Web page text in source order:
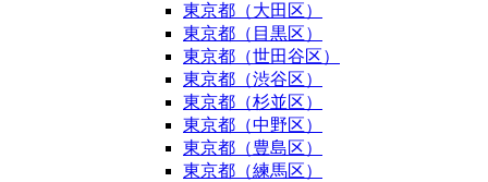
東京都（大田区）
東京都（目黒区）
東京都（世田谷区）
東京都（渋谷区）
東京都（杉並区）
東京都（中野区）
東京都（豊島区）
東京都（練馬区）